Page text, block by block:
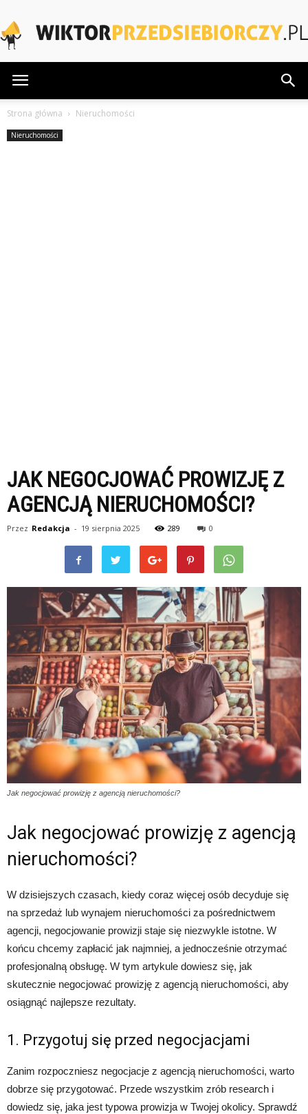
Strona główna Nieruchomości
Nieruchomości
JAK NEGOCJOWAĆ PROWIZJĘ Z
AGENCJĄ NIERUCHOMOŚCI?
Przez Redakcja - 19 sierpnia 2025 289 0
Jak negocjować prowizję z agencją nieruchomości?
Jak negocjować prowizję z agencją
nieruchomości?
W dzisiejszych czasach, kiedy coraz więcej osób decyduje się
na sprzedaż lub wynajem nieruchomości za pośrednictwem
agencji, negocjowanie prowizji staje się niezwykle istotne. W
końcu chcemy zapłacić jak najmniej, a jednocześnie otrzymać
profesjonalną obsługę. W tym artykule dowiesz się, jak
skutecznie negocjować prowizję z agencją nieruchomości, aby
osiągnąć najlepsze rezultaty.
1. Przygotuj się przed negocjacjami
Zanim rozpoczniesz negocjacje z agencją nieruchomości, warto
dobrze się przygotować. Przede wszystkim zrób research i
dowiedz się, jaka jest typowa prowizja w Twojej okolicy. Sprawdź